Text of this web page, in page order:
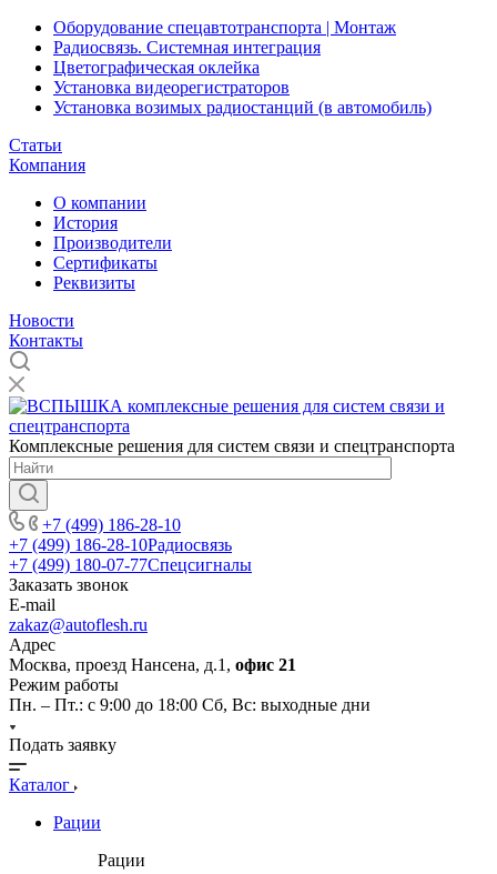
Оборудование спецавтотранспорта | Монтаж
Радиосвязь. Системная интеграция
Цветографическая оклейка
Установка видеорегистраторов
Установка возимых радиостанций (в автомобиль)
Статьи
Компания
О компании
История
Производители
Сертификаты
Реквизиты
Новости
Контакты
Комплексные решения для систем связи и спецтранспорта
+7 (499) 186-28-10
+7 (499) 186-28-10Радиосвязь
+7 (499) 180-07-77Спецсигналы
Заказать звонок
E-mail
zakaz@autoflesh.ru
Адрес
Москва, проезд Нансена, д.1, офис 21
Режим работы
Пн. – Пт.: с 9:00 до 18:00 Cб, Вс: выходные дни
Подать заявку
Каталог
Рации
Рации